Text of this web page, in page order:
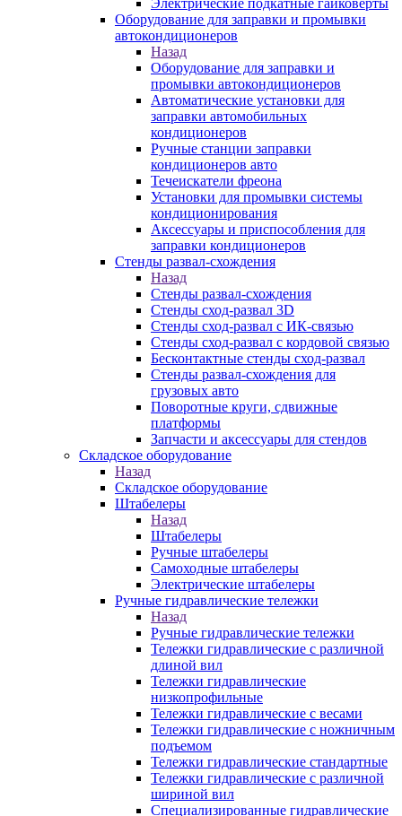
Электрические подкатные гайковерты
Оборудование для заправки и промывки
автокондиционеров
Назад
Оборудование для заправки и
промывки автокондиционеров
Автоматические установки для
заправки автомобильных
кондиционеров
Ручные станции заправки
кондиционеров авто
Течеискатели фреона
Установки для промывки системы
кондиционирования
Аксессуары и приспособления для
заправки кондиционеров
Стенды развал-схождения
Назад
Стенды развал-схождения
Стенды сход-развал 3D
Стенды сход-развал с ИК-связью
Стенды сход-развал с кордовой связью
Бесконтактные стенды сход-развал
Стенды развал-схождения для
грузовых авто
Поворотные круги, сдвижные
платформы
Запчасти и аксессуары для стендов
Складское оборудование
Назад
Складское оборудование
Штабелеры
Назад
Штабелеры
Ручные штабелеры
Самоходные штабелеры
Электрические штабелеры
Ручные гидравлические тележки
Назад
Ручные гидравлические тележки
Тележки гидравлические с различной
длиной вил
Тележки гидравлические
низкопрофильные
Тележки гидравлические с весами
Тележки гидравлические с ножничным
подъемом
Тележки гидравлические стандартные
Тележки гидравлические с различной
шириной вил
Специализированные гидравлические